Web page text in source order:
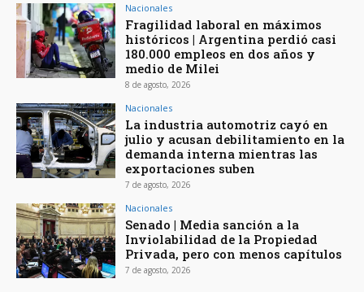
Nacionales
Fragilidad laboral en máximos
históricos | Argentina perdió casi
180.000 empleos en dos años y
medio de Milei
8 de agosto, 2026
Nacionales
La industria automotriz cayó en
julio y acusan debilitamiento en la
demanda interna mientras las
exportaciones suben
7 de agosto, 2026
Nacionales
Senado | Media sanción a la
Inviolabilidad de la Propiedad
Privada, pero con menos capítulos
7 de agosto, 2026